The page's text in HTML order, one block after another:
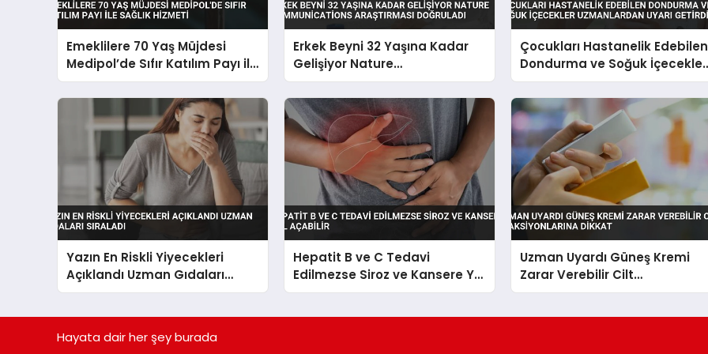
Emeklilere 70 Yaş Müjdesi
Medipol’de Sıfır Katılım Payı ile
Sağlık Hizmeti
Erkek Beyni 32 Yaşına Kadar
Gelişiyor Nature
Communications Araştırması
Doğruladı
Çocukları Hastanelik Edebilen
Dondurma ve Soğuk İçecekler
Uzmanlardan Uyarı Getirdi
Yazın En Riskli Yiyecekleri
Açıklandı Uzman Gıdaları
Sıraladı
Hepatit B ve C Tedavi
Edilmezse Siroz ve Kansere Yol
Açabilir
Uzman Uyardı Güneş Kremi
Zarar Verebilir Cilt
Reaksiyonlarına Dikkat
Hayata dair her şey burada